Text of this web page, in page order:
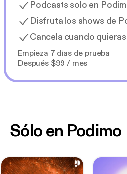
Podcasts solo en
Disfruta los shows de
Cancela cuando quieras
Empieza 7 días de prueba
Después $99 / mes
Sólo en Podimo